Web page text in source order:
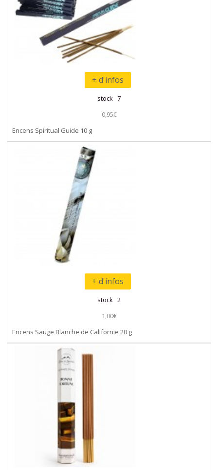
+ d'infos
stock 7
0,95€
Encens Spiritual Guide 10 g
+ d'infos
stock 2
1,00€
Encens Sauge Blanche de Californie 20 g